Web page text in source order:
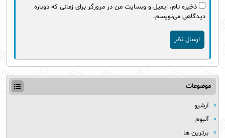
ذخیره نام، ایمیل و وبسایت من در مرورگر برای زمانی که دوباره
دیدگاهی می‌نویسم.
موضوعات
آرشیو
آلبوم
برترین ها